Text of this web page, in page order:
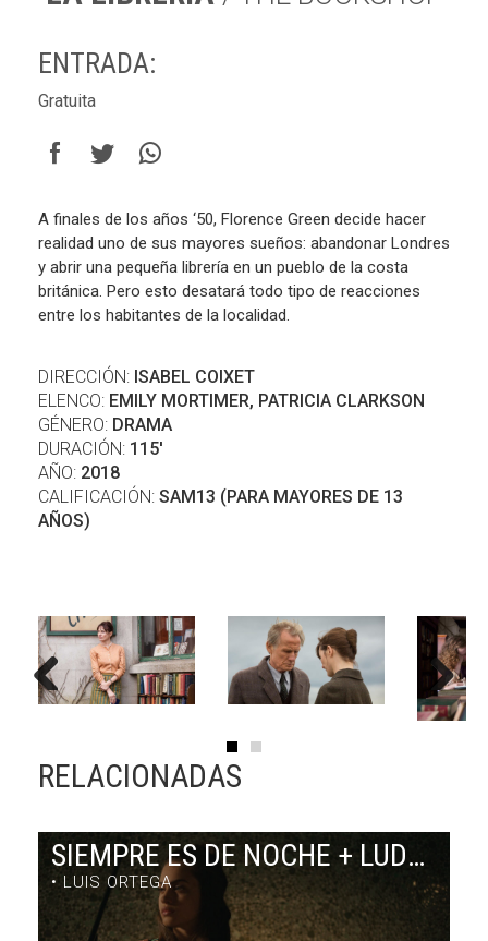
ENTRADA:
Gratuita
A finales de los años ‘50, Florence Green decide hacer
realidad uno de sus mayores sueños: abandonar Londres
y abrir una pequeña librería en un pueblo de la costa
británica. Pero esto desatará todo tipo de reacciones
entre los habitantes de la localidad.
DIRECCIÓN: ISABEL COIXET
ELENCO: EMILY MORTIMER, PATRICIA CLARKSON
GÉNERO: DRAMA
DURACIÓN: 115'
AÑO: 2018
CALIFICACIÓN: SAM13 (PARA MAYORES DE 13
AÑOS)
Next
RELACIONADAS
SIEMPRE ES DE NOCHE + LUDMILA EN CUBA
• LUIS ORTEGA
SIEMPRE ES DE NOCHE + LUDMILA EN CUBA
DRAMA / 63' + 7' / ARGENTINA /